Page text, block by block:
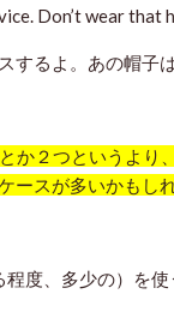
Don’t wear that
るよ。あの帽子は
か２つというより
ースが多いかもし
程度、多少の）を使